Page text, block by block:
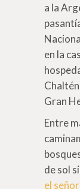
a la
en la
Gran
Entre
de sol
el